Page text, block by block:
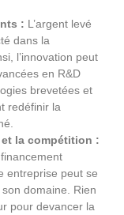
: L’argent levé
dans la
l’innovation peut
en R&D
brevetées et
redéfinir la
et la compétition :
entreprise peut se
domaine. Rien
pour devancer la